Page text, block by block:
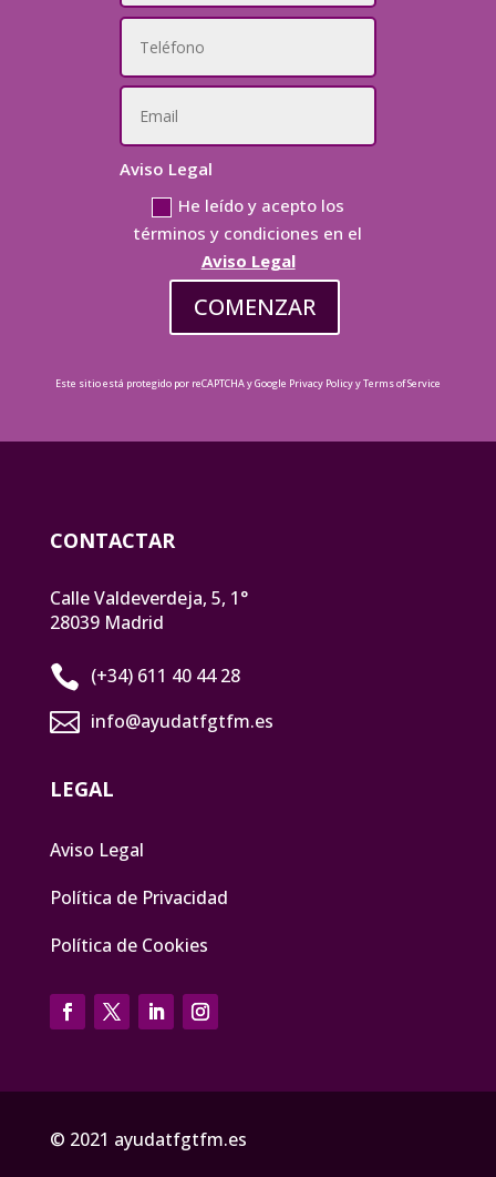
Aviso Legal
He leído y acepto los
términos y condiciones en el
Aviso Legal
COMENZAR
Este sitio está protegido por reCAPTCHA y Google Privacy PolicyyTerms of Service
CONTACTAR
Calle Valdeverdeja, 5, 1°
28039 Madrid
 (+34) 611 40 44 28
 info@ayudatfgtfm.es
LEGAL
Aviso Legal
Política de Privacidad
Política de Cookies
© 2021 ayudatfgtfm.es